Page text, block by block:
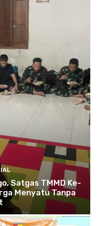
Satgas TMMD Ke-
Menyatu Tanpa